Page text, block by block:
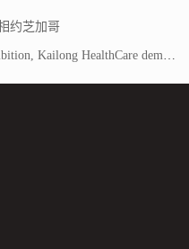
约芝加哥
the North American competitiveness of China’s high-end equipment